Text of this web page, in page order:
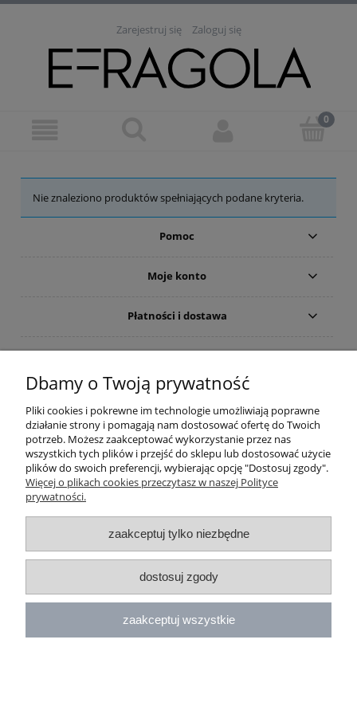
Zarejestruj się Zaloguj się
Nie znaleziono produktów spełniających podane kryteria.
Pomoc
Moje konto
Płatności i dostawa
Informacje
pokaż pełną wersję strony
Sklep internetowy Shoper.pl
Dbamy o Twoją prywatność
Pliki cookies i pokrewne im technologie umożliwiają poprawne
działanie strony i pomagają nam dostosować ofertę do Twoich
potrzeb. Możesz zaakceptować wykorzystanie przez nas
wszystkich tych plików i przejść do sklepu lub dostosować użycie
plików do swoich preferencji, wybierając opcję "Dostosuj zgody".
Więcej o plikach cookies przeczytasz w naszej Polityce
prywatności.
zaakceptuj tylko niezbędne
dostosuj zgody
zaakceptuj wszystkie